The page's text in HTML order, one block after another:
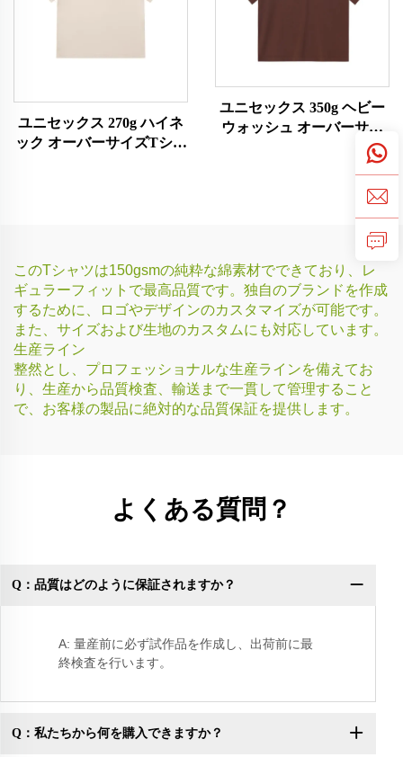
ユニセックス 270g ハイネ
ック オーバーサイズTシャ
ユニセックス 350g ヘビー
ウォッシュ オーバーサイ
このTシャツは150gsmの純粋な綿素材でできており、レ
ギュラーフィットで最高品質です。独自のブランドを作成
するために、ロゴやデザインのカスタマイズが可能です。
また、サイズおよび生地のカスタムにも対応しています。
生産ライン
整然とし、プロフェッショナルな生産ラインを備えてお
り、生産から品質検査、輸送まで一貫して管理すること
で、お客様の製品に絶対的な品質保証を提供します。
よくある質問？
Q：品質はどのように保証されますか？
A: 量産前に必ず試作品を作成し、出荷前に最
終検査を行います。
Q：私たちから何を購入できますか？